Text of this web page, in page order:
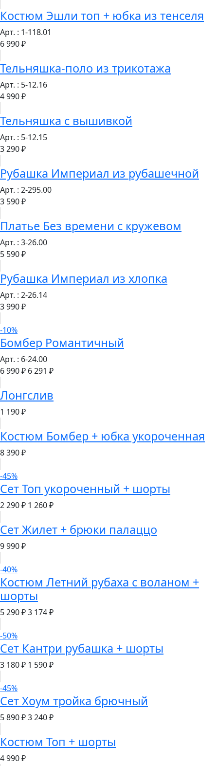
Костюм Эшли топ + юбка из тенселя
Арт. : 1-118.01
6 990 ₽
Тельняшка-поло из трикотажа
Арт. : 5-12.16
4 990 ₽
Тельняшка с вышивкой
Арт. : 5-12.15
3 290 ₽
Рубашка Империал из рубашечной
Арт. : 2-295.00
3 590 ₽
Платье Без времени с кружевом
Арт. : 3-26.00
5 590 ₽
Рубашка Империал из хлопка
Арт. : 2-26.14
3 990 ₽
-10%
Бомбер Романтичный
Арт. : 6-24.00
6 990 ₽ 6 291 ₽
Лонгслив
1 190 ₽
Костюм Бомбер + юбка укороченная
8 390 ₽
-45%
Сет Топ укороченный + шорты
2 290 ₽ 1 260 ₽
Сет Жилет + брюки палаццо
9 990 ₽
-40%
Костюм Летний рубаха с воланом +
шорты
5 290 ₽3 174 ₽
-50%
Сет Кантри рубашка + шорты
3 180 ₽ 1 590 ₽
-45%
Сет Хоум тройка брючный
5 890 ₽3 240 ₽
Костюм Топ + шорты
4 990 ₽